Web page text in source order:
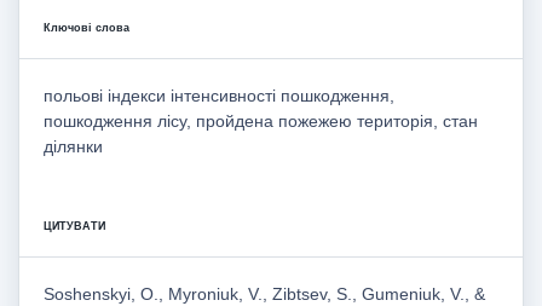
Ключові слова
польові індекси інтенсивності пошкодження,
пошкодження лісу, пройдена пожежею територія, стан
ділянки
ЦИТУВАТИ
Soshenskyi, O., Myroniuk, V., Zibtsev, S., Gumeniuk, V., &